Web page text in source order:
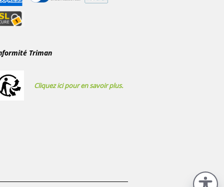
Triman
Cliquez ici pour en savoir plus.